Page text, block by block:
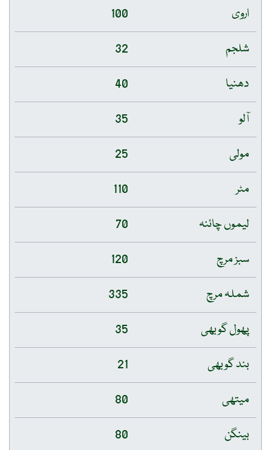
اروی
100
شلجم
32
دھنیا
40
آلو
35
مولی
25
مٹر
110
لیموں چائنہ
70
سبز مرچ
120
شملہ مرچ
335
پھول گوبھی
35
بند گوبھی
21
میتھی
80
بینگن
80